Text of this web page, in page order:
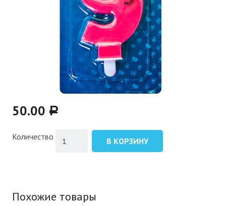
50.00 Р
Количество В КОРЗИНУ
Похожие товары